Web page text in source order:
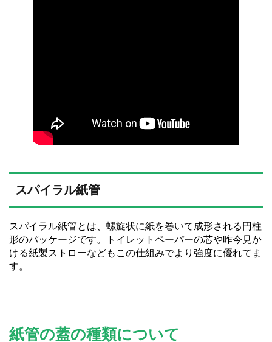
スパイラル紙管
スパイラル紙管とは、螺旋状に紙を巻いて成形される円柱
形のパッケージです。トイレットペーパーの芯や昨今見か
ける紙製ストローなどもこの仕組みでより強度に優れてま
す。
紙管の蓋の種類について